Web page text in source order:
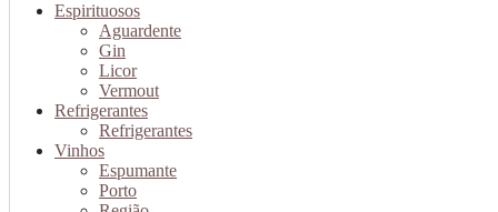
Espirituosos
Aguardente
Gin
Licor
Vermout
Refrigerantes
Refrigerantes
Vinhos
Espumante
Porto